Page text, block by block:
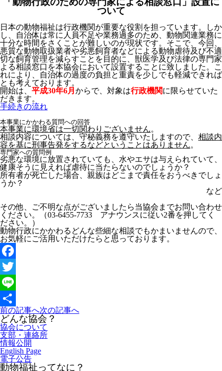
ついて
日本の動物福祉は行政機関が重要な役割を担っています。しか
し、自治体は常に人員不足や業務過多のため、動物関連業務に
十分な時間をさくことが難しいのが現状です。そこで、今回、
悪質な動物取扱業者や劣悪飼育者などによる動物虐待及び不適
切な飼育管理を減らすことを目的に、獣医学及び法律の専門家
よる相談窓口を本協会において設置することに致しました。こ
れにより、自治体の過度の負担と重責を少しでも軽減できれば
とも考えております。
開始は、 平成30年6月 からで、対象は行政機関に限らせていた
だきます。
手続きの流れ
本事業にかかわる質問への回答
本事業に環境省は一切関わりございません。
相談内容については、守秘義務を遵守いたしますので、 相談内
容を基に刑事告発をするなどということはありません。
専門家への質問例
劣悪な環境に放置されていても、水やエサは与えられていて、
健康そうに見えれば虐待に当たらないのでしょうか？
所有者が死亡した場合、親族はどこまで責任をおうべきでしょ
うか？
など
その他、ご不明な点がございましたら当協会までお問い合わせ
ください。（03-6455-7733 アナウンスに従い2番を押してく
ださい。）
動物行政にかかわるどんな些細な相談でもかまいませんので、
お気軽にご活用いただけたらと思っております。
Facebook
Twitter
Line
共
有
前の記事へ次の記事へ
どんな協会？
協会について
支部・連絡所
情報公開
English Page
電子公告
動物福祉ってなに？